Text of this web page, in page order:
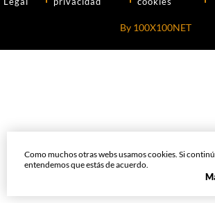
By 100X100NET
Como muchos otras webs usamos cookies. Si
entendemos que estás de acuerdo.